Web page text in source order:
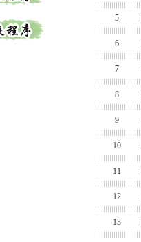
5
6
7
8
9
10
11
12
13